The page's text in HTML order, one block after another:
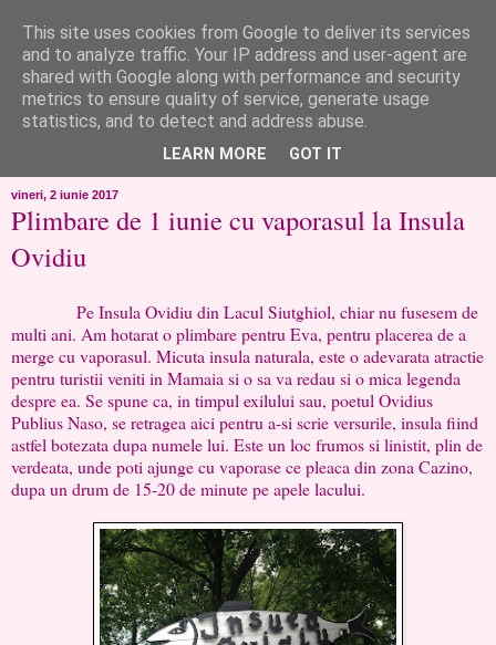
like ?...or not!
..de toate!!!!!..alandala...cum imi trec prin minte..si cum am
chef..incercate pe pielea mea..
vineri, 2 iunie 2017
Plimbare de 1 iunie cu vaporasul la Insula
Ovidiu
Pe Insula Ovidiu din Lacul Siutghiol, chiar nu fusesem de
multi ani. Am hotarat o plimbare pentru Eva, pentru placerea de a
merge cu vaporasul. Micuta insula naturala, este o adevarata atractie
pentru turistii veniti in Mamaia si o sa va redau si o mica legenda
despre ea. Se spune ca, in timpul exilului sau, poetul Ovidius
Publius Naso, se retragea aici pentru a-si scrie versurile, insula fiind
astfel botezata dupa numele lui. Este un loc frumos si linistit, plin de
verdeata, unde poti ajunge cu vaporase ce pleaca din zona Cazino,
dupa un drum de 15-20 de minute pe apele lacului.
This site uses cookies from Google to deliver its services
and to analyze traffic. Your IP address and user-agent are
shared with Google along with performance and security
metrics to ensure quality of service, generate usage
statistics, and to detect and address abuse.
LEARN MORE GOT IT